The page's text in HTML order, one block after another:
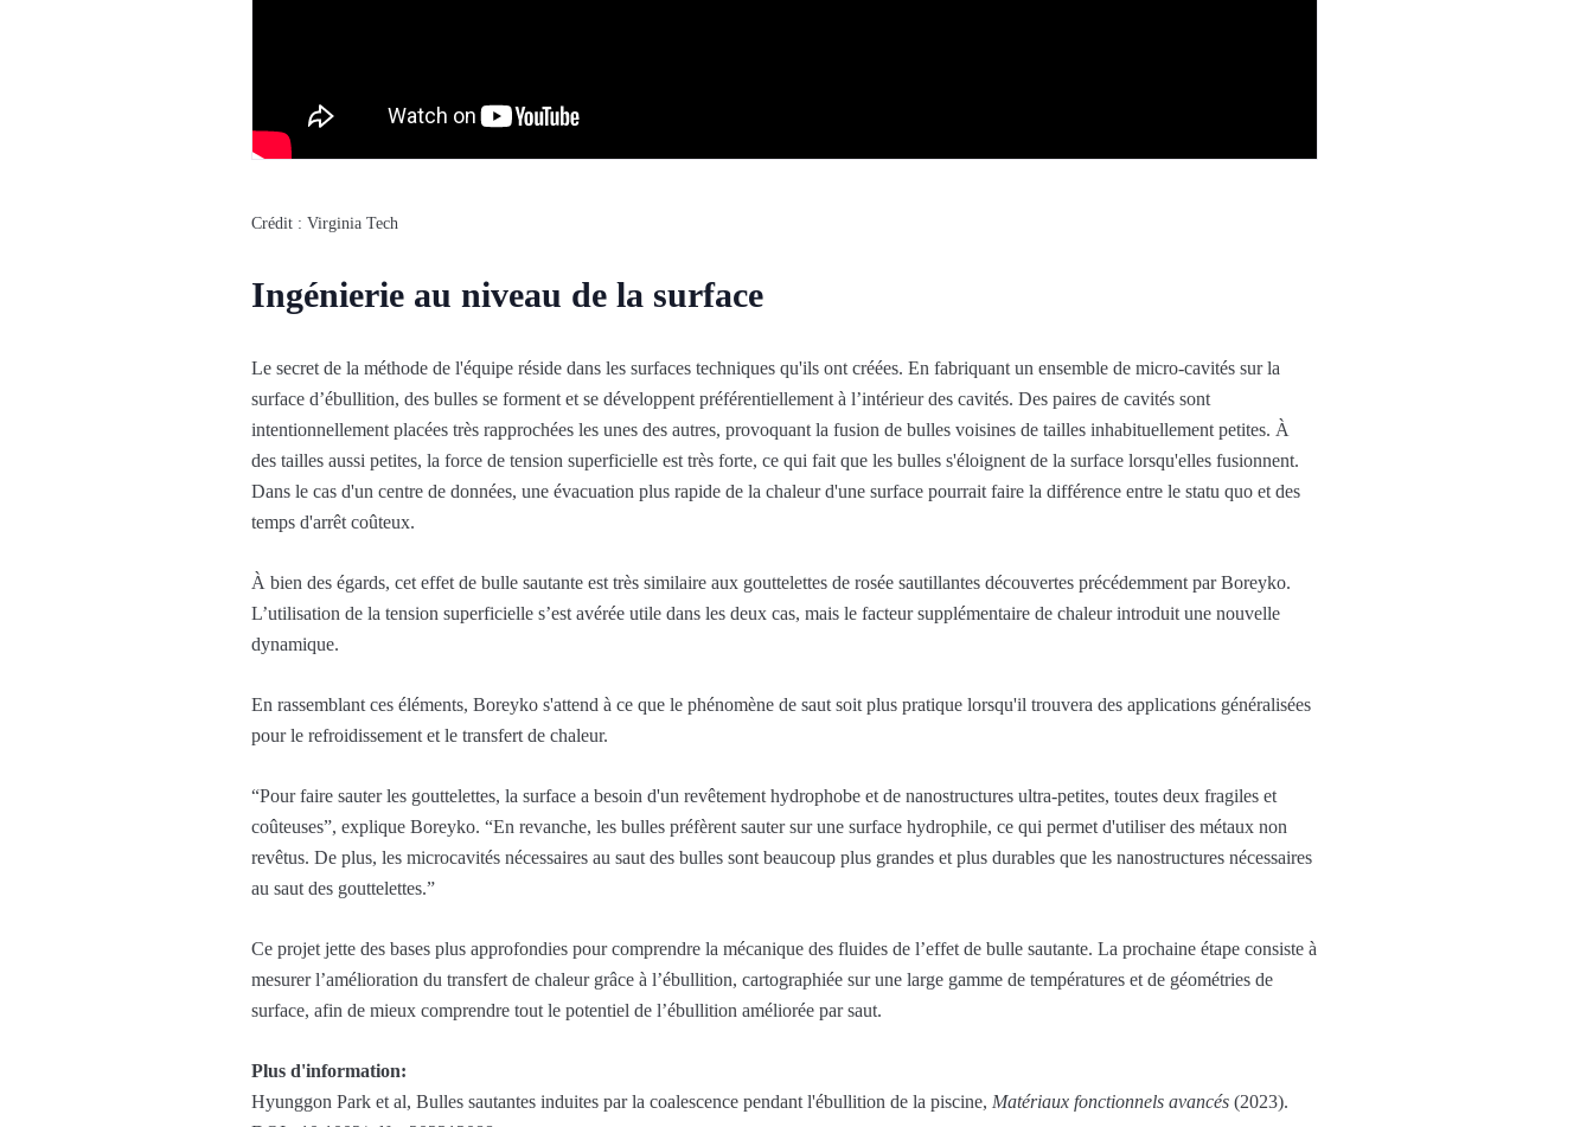
Crédit : Virginia Tech
Ingénierie au niveau de la surface
Le secret de la méthode de l'équipe réside dans les surfaces techniques qu'ils ont créées. En fabriquant un ensemble de micro-cavités sur la
surface d’ébullition, des bulles se forment et se développent préférentiellement à l’intérieur des cavités. Des paires de cavités sont
intentionnellement placées très rapprochées les unes des autres, provoquant la fusion de bulles voisines de tailles inhabituellement petites. À
des tailles aussi petites, la force de tension superficielle est très forte, ce qui fait que les bulles s'éloignent de la surface lorsqu'elles fusionnent.
Dans le cas d'un centre de données, une évacuation plus rapide de la chaleur d'une surface pourrait faire la différence entre le statu quo et des
temps d'arrêt coûteux.
À bien des égards, cet effet de bulle sautante est très similaire aux gouttelettes de rosée sautillantes découvertes précédemment par Boreyko.
L’utilisation de la tension superficielle s’est avérée utile dans les deux cas, mais le facteur supplémentaire de chaleur introduit une nouvelle
dynamique.
En rassemblant ces éléments, Boreyko s'attend à ce que le phénomène de saut soit plus pratique lorsqu'il trouvera des applications généralisées
pour le refroidissement et le transfert de chaleur.
“Pour faire sauter les gouttelettes, la surface a besoin d'un revêtement hydrophobe et de nanostructures ultra-petites, toutes deux fragiles et
coûteuses”, explique Boreyko. “En revanche, les bulles préfèrent sauter sur une surface hydrophile, ce qui permet d'utiliser des métaux non
revêtus. De plus, les microcavités nécessaires au saut des bulles sont beaucoup plus grandes et plus durables que les nanostructures nécessaires
au saut des gouttelettes.”
Ce projet jette des bases plus approfondies pour comprendre la mécanique des fluides de l’effet de bulle sautante. La prochaine étape consiste à
mesurer l’amélioration du transfert de chaleur grâce à l’ébullition, cartographiée sur une large gamme de températures et de géométries de
surface, afin de mieux comprendre tout le potentiel de l’ébullition améliorée par saut.
Plus d'information:
Hyunggon Park et al, Bulles sautantes induites par la coalescence pendant l'ébullition de la piscine, Matériaux fonctionnels avancés (2023).